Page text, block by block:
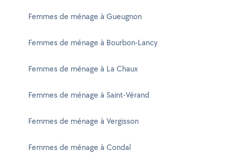
Femmes de ménage à Gueugnon
Femmes de ménage à Bourbon-Lancy
Femmes de ménage à La Chaux
Femmes de ménage à Saint-Vérand
Femmes de ménage à Vergisson
Femmes de ménage à Condal